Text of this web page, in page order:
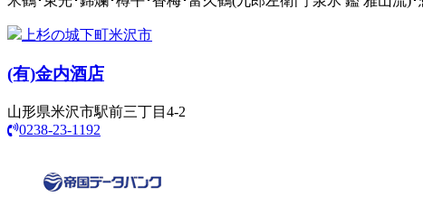
上杉の城下町米沢市
(有)金内酒店
山形県米沢市駅前三丁目4-2
0238-23-1192